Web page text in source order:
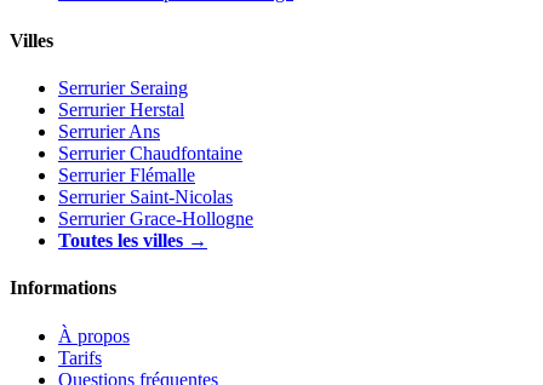
Villes
Serrurier Seraing
Serrurier Herstal
Serrurier Ans
Serrurier Chaudfontaine
Serrurier Flémalle
Serrurier Saint-Nicolas
Serrurier Grace-Hollogne
Toutes les villes →
Informations
À propos
Tarifs
Questions fréquentes